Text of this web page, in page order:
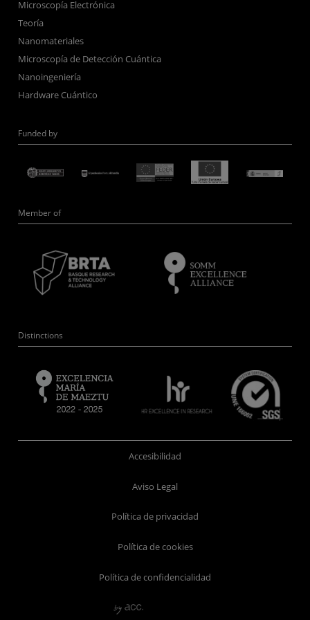
Microscopía Electrónica
Teoría
Nanomateriales
Microscopía de Detección Cuántica
Nanoingeniería
Hardware Cuántico
Funded by
Member of
Distinctions
Accesibilidad
Aviso Legal
Política de privacidad
Política de cookies
Política de confidencialidad